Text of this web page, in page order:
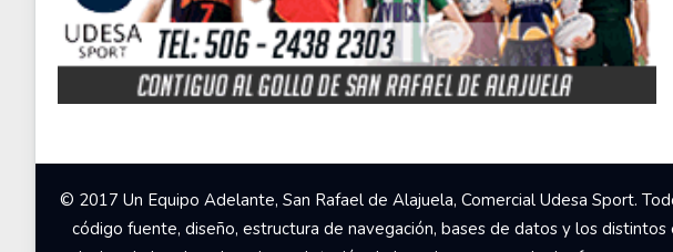
© 2017 Un Equipo Adelante, San Rafael de Alajuela, Comercial Udesa Sport.
código fuente, diseño, estructura de navegación, bases de datos y los